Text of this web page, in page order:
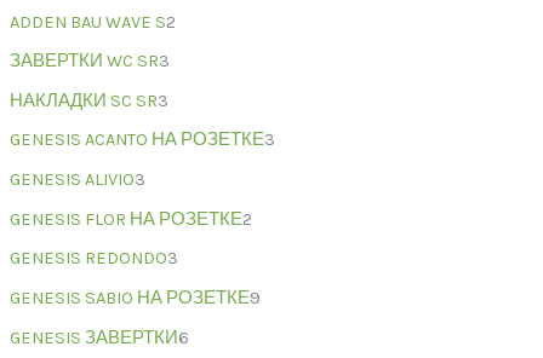
ADDEN BAU WAVE S2
ЗАВЕРТКИ WC SR3
НАКЛАДКИ SC SR3
GENESIS ACANTO НА РОЗЕТКЕ3
GENESIS ALIVIO3
GENESIS FLOR НА РОЗЕТКЕ2
GENESIS REDONDO3
GENESIS SABIO НА РОЗЕТКЕ9
GENESIS ЗАВЕРТКИ6